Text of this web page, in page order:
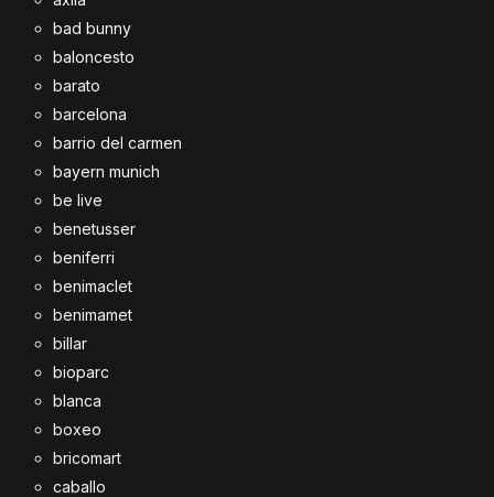
bad bunny
baloncesto
barato
barcelona
barrio del carmen
bayern munich
be live
benetusser
beniferri
benimaclet
benimamet
billar
bioparc
blanca
boxeo
bricomart
caballo